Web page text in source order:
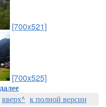
[700x521]
[700x525]
вверх^ к полной версии